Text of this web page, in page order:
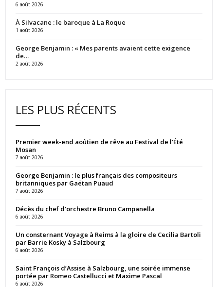
6 août 2026
À Silvacane : le baroque à La Roque
1 août 2026
George Benjamin : « Mes parents avaient cette exigence
de…
2 août 2026
LES PLUS RÉCENTS
Premier week-end aoûtien de rêve au Festival de l’Été
Mosan
7 août 2026
George Benjamin : le plus français des compositeurs
britanniques par Gaëtan Puaud
7 août 2026
Décès du chef d’orchestre Bruno Campanella
6 août 2026
Un consternant Voyage à Reims à la gloire de Cecilia Bartoli
par Barrie Kosky à Salzbourg
6 août 2026
Saint François d’Assise à Salzbourg, une soirée immense
portée par Romeo Castellucci et Maxime Pascal
6 août 2026